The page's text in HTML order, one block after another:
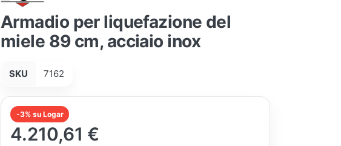
Armadio per liquefazione del
miele 89 cm, acciaio inox
SKU 7162
-3% su Logar
4.210,61 €